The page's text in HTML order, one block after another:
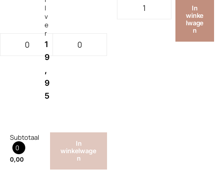
l
v
e
r
1
9
,
9
5
Subtotaal
0
0,00
In
winkelwage
n
In
winke
lwage
n